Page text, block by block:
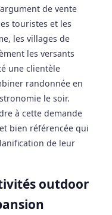
de vente
touristes et les
les villages de
les versants
une clientèle
randonnée en
le soir.
à cette demande
bien référencée qui
de leur
outdoor